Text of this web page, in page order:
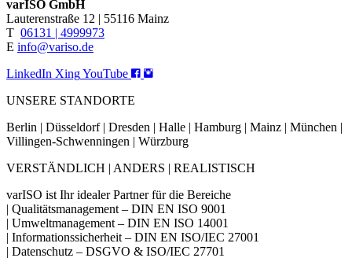
varISO GmbH
Lauterenstraße 12 | 55116 Mainz
T 06131 | 4999973
E info@variso.de
LinkedIn XingYouTube
UNSERE STANDORTE
Berlin | Düsseldorf | Dresden | Halle | Hamburg | Mainz | München |
Villingen-Schwenningen | Würzburg
VERSTÄNDLICH | ANDERS | REALISTISCH
varISO ist Ihr idealer Partner für die Bereiche
| Qualitätsmanagement – DIN EN ISO 9001
| Umweltmanagement – DIN EN ISO 14001
| Informationssicherheit – DIN EN ISO/IEC 27001
| Datenschutz – DSGVO & ISO/IEC 27701